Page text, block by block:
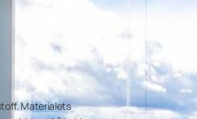
Materialets